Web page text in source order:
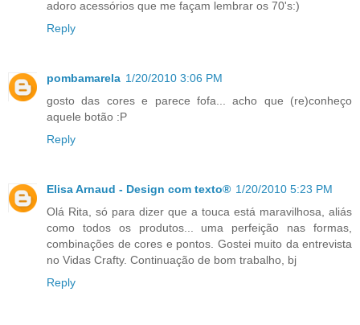
adoro acessórios que me façam lembrar os 70's:)
Reply
pombamarela 1/20/2010 3:06 PM
gosto das cores e parece fofa... acho que (re)conheço
aquele botão :P
Reply
Elisa Arnaud - Design com texto® 1/20/2010 5:23 PM
Olá Rita, só para dizer que a touca está maravilhosa, aliás
como todos os produtos... uma perfeição nas formas,
combinações de cores e pontos. Gostei muito da entrevista
no Vidas Crafty. Continuação de bom trabalho, bj
Reply